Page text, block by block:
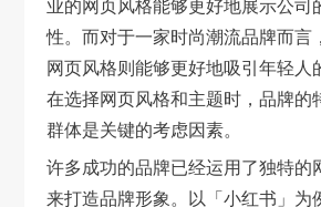
业的网页风格能够更好地展示公司
性。而对于一家时尚潮流品牌而言
网页风格则能够更好地吸引年轻人
在选择网页风格和主题时，品牌的
群体是关键的考虑因素。
许多成功的品牌已经运用了独特的
来打造品牌形象。以「小红书」为